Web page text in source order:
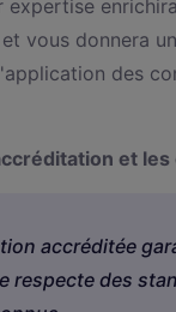
expertise
vous donnera
des
et
accréditée
respecte des